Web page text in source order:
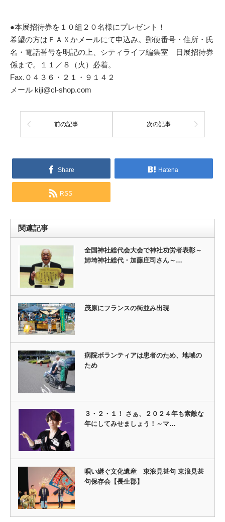
●本展招待券を１０組２０名様にプレゼント！
希望の方はＦＡＸかメールにて申込み。郵便番号・住所・氏
名・電話番号を明記の上、シティライフ編集室 日展招待券
係まで。１１／８（火）必着。
Fax.０４３６・２１・９１４２
メール kiji@cl-shop.com
前の記事 次の記事
Share Hatena
RSS
関連記事
全国神社総代会大会で神社功労者表彰～
姉埼神社総代・加藤庄司さん～…
茂原にフランスの街並み出現
病院ボランティアは患者のため、地域の
ため
３・２・１！ さぁ、２０２４年も素敵な
年にしてみせましょう！～マ…
唄い継ぐ文化遺産 東浪見甚句 東浪見甚
句保存会【長生郡】